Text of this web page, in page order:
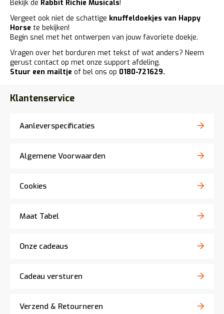
Bekijk de Rabbit Richie Musicals!
Vergeet ook niet de schattige knuffeldoekjes van Happy
Horse te bekijken!
Begin snel met het ontwerpen van jouw favoriete doekje.
Vragen over het borduren met tekst of wat anders? Neem
gerust contact op met onze support afdeling.
Stuur een mailtje of bel ons op 0180-721629.
Klantenservice
Aanleverspecificaties
Algemene Voorwaarden
Cookies
Maat Tabel
Onze cadeaus
Cadeau versturen
Verzend & Retourneren